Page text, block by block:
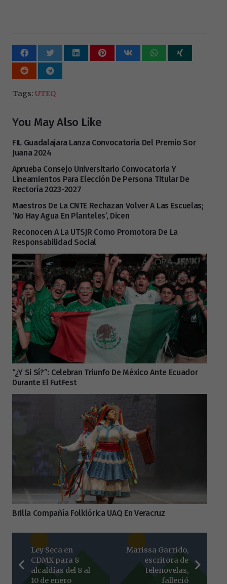
Tags: UTEQ
You May Also Like
FIL Guadalajara Lanza Convocatoria Del Premio Sor
Juana 2024
Aprueba Consejo Universitario Convocatoria Y
Lineamientos Para Elección De Persona Titular De
Rectoría 2023-2027
Maestros De La CNTE Rechazan Volver A Las Escuelas;
‘no Hay Agua En Planteles’, Dicen
Reconocen A La UTSJR Como Promotora De La
Responsabilidad Social
“¿Y Si Sí?”: Celebran Triunfo De México Ante Ecuador
Durante El FutFest
Brilla Compañía Folklórica UAQ En Veracruz
Ley Seca en
CDMX para 8
alcaldías del 8 al
10 de enero
Marissa Garrido,
escritora de
telenovelas,
falleció